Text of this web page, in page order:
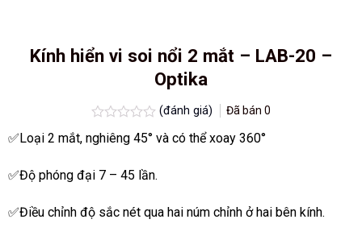
Kính hiển vi soi nổi 2 mắt – LAB-20 –
Optika
Được
xếp
0.0
5
(đánh giá) Đã bán0
✅Loại 2 mắt, nghiêng 45° và có thể xoay 360°
✅Độ phóng đại 7 – 45 lần.
✅Điều chỉnh độ sắc nét qua hai núm chỉnh ở hai bên kính.